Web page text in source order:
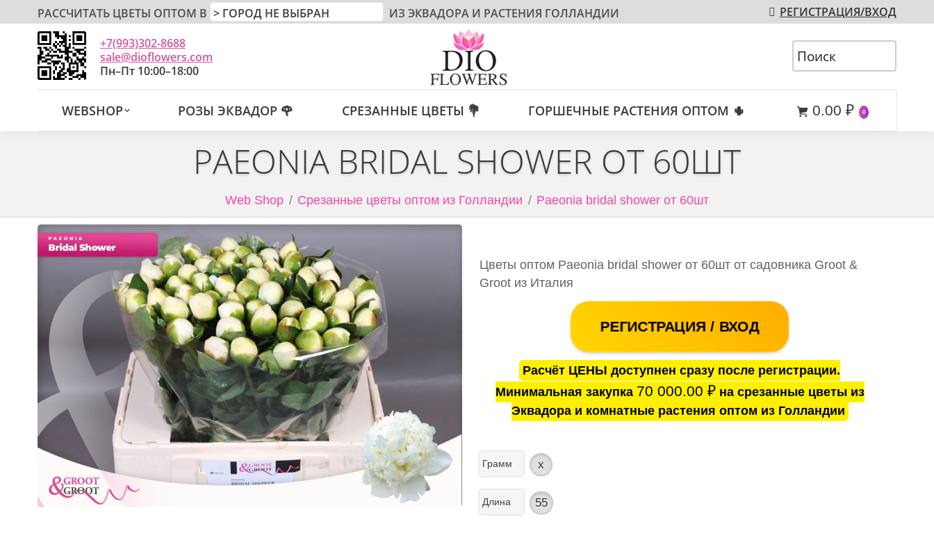
РАССЧИТАТЬ ЦВЕТЫ ОПТОМ В ИЗ ЭКВАДОРА И РАСТЕНИЯ ГОЛЛАНДИИ РЕГИСТРАЦИЯ/ВХОД
+7(993)302-8688
sale@dioflowers.com
Пн–Пт 10:00–18:00
WEBSHOP РОЗЫ ЭКВАДОР 🌹 СРЕЗАННЫЕ ЦВЕТЫ 💐 ГОРШЕЧНЫЕ РАСТЕНИЯ ОПТОМ 🌵 0.00 ₽ 0
PAEONIA BRIDAL SHOWER ОТ 60ШТ
Web Shop Срезанные цветы оптом из Голландии Paeonia bridal shower от 60шт
Цветы оптом Paeonia bridal shower от 60шт от садовника Groot &
Groot из Италия
РЕГИСТРАЦИЯ / ВХОД
Расчёт ЦЕНЫ доступнен сразу после регистрации.
Минимальная закупка 70 000.00 ₽на срезанные цветы из
Эквадора и комнатные растения оптом из Голландии
Грамм x
Длина 55